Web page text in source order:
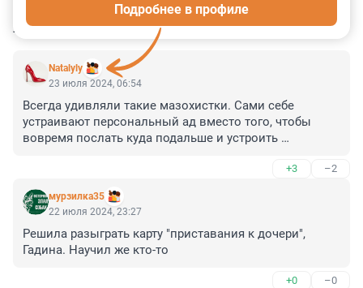
КОММЕНТАРИИ 43
Natalyly
Подробнее в профиле
23 июля 2024, 06:54
Всегда удивляли такие мазохистки. Сами себе
устраивают персональный ад вместо того, чтобы
вовремя послать куда подальше и устроить
+3 –2
мурзилка35
22 июля 2024, 23:27
Решила разыграть карту "приставания к дочери",
Гадина. Научил же кто-то
+0 –0